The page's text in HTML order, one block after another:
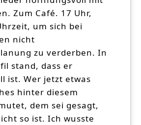
Zum Café. 17 Uhr,
um sich bei
nicht
zu verderben. In
stand, dass er
ist. Wer jetzt etwas
hinter diesem
dem sei gesagt,
so ist. Ich wusste